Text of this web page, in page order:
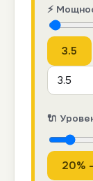
⚡
3.5
🔌
20%